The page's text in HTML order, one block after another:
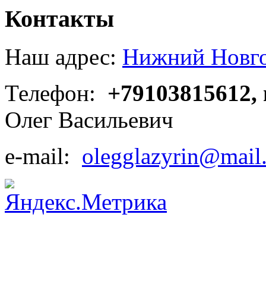
Контакты
Наш адрес: Нижний
Телефон:
Олег Васильевич
e-mail: